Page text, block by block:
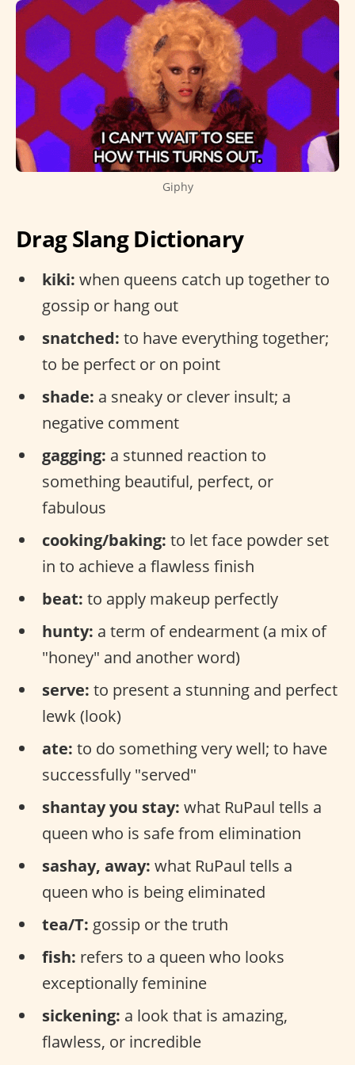
Giphy
Drag Slang Dictionary
kiki: when queens catch up together to
gossip or hang out
snatched: to have everything together;
to be perfect or on point
shade: a sneaky or clever insult; a
negative comment
gagging: a stunned reaction to
something beautiful, perfect, or
fabulous
cooking/baking: to let face powder set
in to achieve a flawless finish
beat: to apply makeup perfectly
hunty: a term of endearment (a mix of
"honey" and another word)
serve: to present a stunning and perfect
lewk (look)
ate: to do something very well; to have
successfully "served"
shantay you stay: what RuPaul tells a
queen who is safe from elimination
sashay, away: what RuPaul tells a
queen who is being eliminated
tea/T: gossip or the truth
fish: refers to a queen who looks
exceptionally feminine
sickening: a look that is amazing,
flawless, or incredible